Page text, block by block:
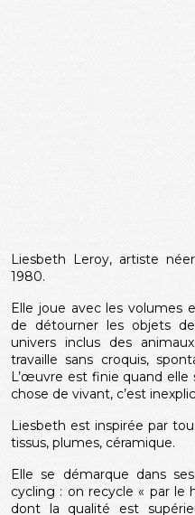
Liesbeth Leroy, artiste
1980.
Elle joue avec les volumes
de détourner les objets
univers inclus des
travaille sans croquis,
L’œuvre est finie quand elle
chose de vivant, c’est
Liesbeth est inspirée par
tissus, plumes, céramique.
Elle se démarque dans
cycling : on recycle « par le
dont la qualité est